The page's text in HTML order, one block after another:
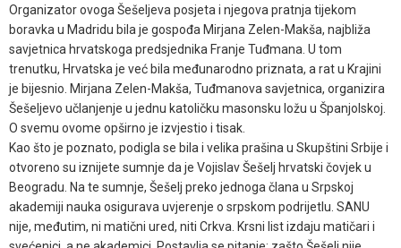
Organizator ovoga Šešeljeva posjeta i njegova pratnja tijekom
boravka u Madridu bila je gospođa Mirjana Zelen-Makša, najbliža
savjetnica hrvatskoga predsjednika Franje Tuđmana. U tom
trenutku, Hrvatska je već bila međunarodno priznata, a rat u Krajini
je bijesnio. Mirjana Zelen-Makša, Tuđmanova savjetnica, organizira
Šešeljevo učlanjenje u jednu katoličku masonsku ložu u Španjolskoj.
O svemu ovome opširno je izvjestio i tisak.
Kao što je poznato, podigla se bila i velika prašina u Skupštini Srbije i
otvoreno su iznijete sumnje da je Vojislav Šešelj hrvatski čovjek u
Beogradu. Na te sumnje, Šešelj preko jednoga člana u Srpskoj
akademiji nauka osigurava uvjerenje o srpskom podrijetlu. SANU
nije, međutim, ni matični ured, niti Crkva. Krsni list izdaju matičari i